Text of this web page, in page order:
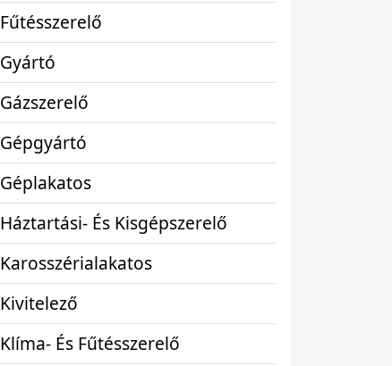
Fűtésszerelő
Gyártó
Gázszerelő
Gépgyártó
Géplakatos
Háztartási- És Kisgépszerelő
Karosszérialakatos
Kivitelező
Klíma- És Fűtésszerelő